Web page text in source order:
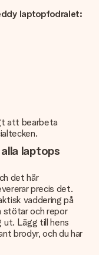
laptopfodralet:
att bearbeta
laptops
det här
precis det.
vaddering på
stötar och repor
ut. Lägg till hens
brodyr, och du har